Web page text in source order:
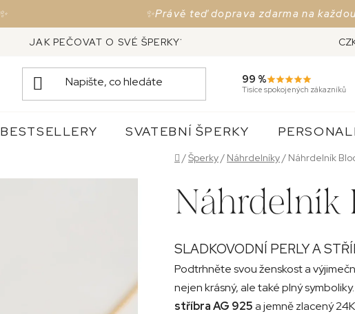
✨Právě teď doprava zdarma na každou
JAK PEČOVAT O SVÉ ŠPERKY? VRÁCENÍ ZBOŽÍ, VÝMĚNA
99 %
Tisíce spokojených zákazníků
BESTSELLERY SVATEBNÍ ŠPERKY
Domů
/Šperky/ Náhrdelníky/ Náhrdelník
Náhrdelník
SLADKOVODNÍ PERLY A
Podtrhněte svou ženskost a
nejen krásný, ale také plný
stříbra AG 925a jemně zlacený